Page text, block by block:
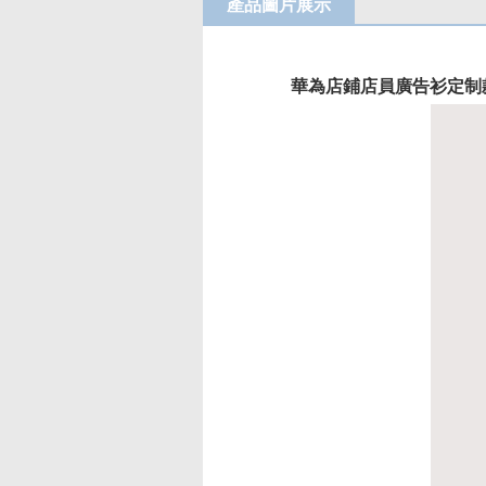
產品圖片展示
華為店鋪店員廣告衫定制